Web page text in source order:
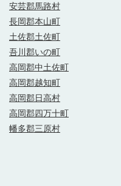
安芸郡馬路村
長岡郡本山町
土佐郡土佐町
吾川郡いの町
高岡郡中土佐町
高岡郡越知町
高岡郡日高村
高岡郡四万十町
幡多郡三原村